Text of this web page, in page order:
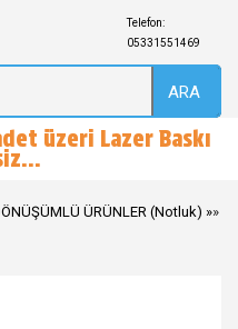
Telefon:
05331551469
ARA
üzeri Lazer Baskı
»
ÜRÜNLER (Notluk)